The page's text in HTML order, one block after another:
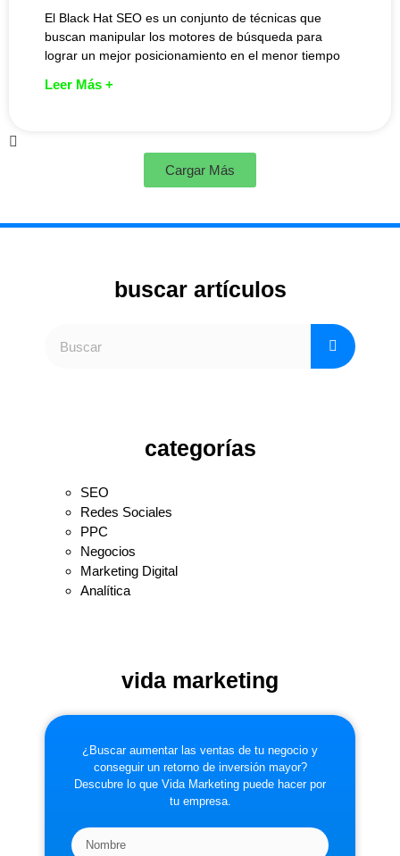
El Black Hat SEO es un conjunto de técnicas que
buscan manipular los motores de búsqueda para
lograr un mejor posicionamiento en el menor tiempo
Leer Más +
Cargar Más
buscar artículos
categorías
SEO
Redes Sociales
PPC
Negocios
Marketing Digital
Analítica
vida marketing
¿Buscar aumentar las ventas de tu negocio y
conseguir un retorno de inversión mayor?
Descubre lo que Vida Marketing puede hacer por
tu empresa.